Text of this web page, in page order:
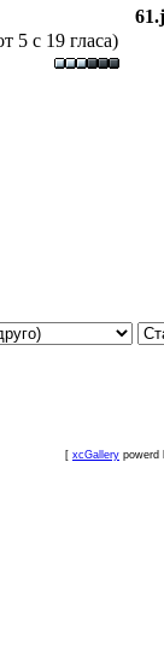
5 с 19 гласа)
[ xcGallery